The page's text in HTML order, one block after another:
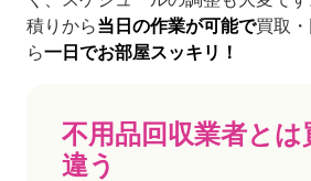
積りから当日の作業が可能で買取
ら一日でお部屋スッキリ！
不用品回収業者とは
違う